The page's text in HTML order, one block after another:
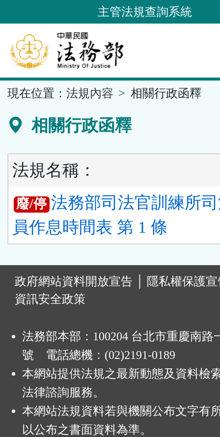
到
要
內
容
區
主管法規查詢系統
現在位置： 法規內容 相關行政函釋
相關行政函釋
法規名稱：
廢/停 法務部司法官訓練所
員作息時間表 第 1 條
政府網站資料開放宣告
隱私權保護
資訊安全政策
法務部本部：100204 台北市重慶南路
號 電話總機：(02)2191-0189
本網站提供法規之最新動態及資料檢
法律諮詢服務。
本網站法規資料若與機關公布文字有
以公布之書面資料為準。